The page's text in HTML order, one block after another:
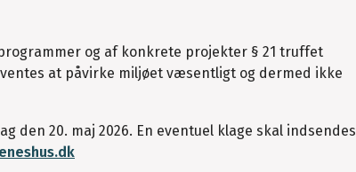
og af konkrete projekter § 21 truffet
at påvirke miljøet væsentligt og dermed ikke
20. maj 2026. En eventuel klage skal indsendes